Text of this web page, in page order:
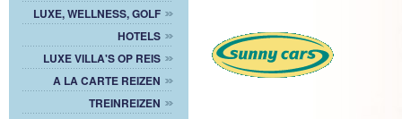
LUXE, WELLNESS, GOLF
HOTELS
LUXE VILLA'S OP REIS
A LA CARTE REIZEN
TREINREIZEN